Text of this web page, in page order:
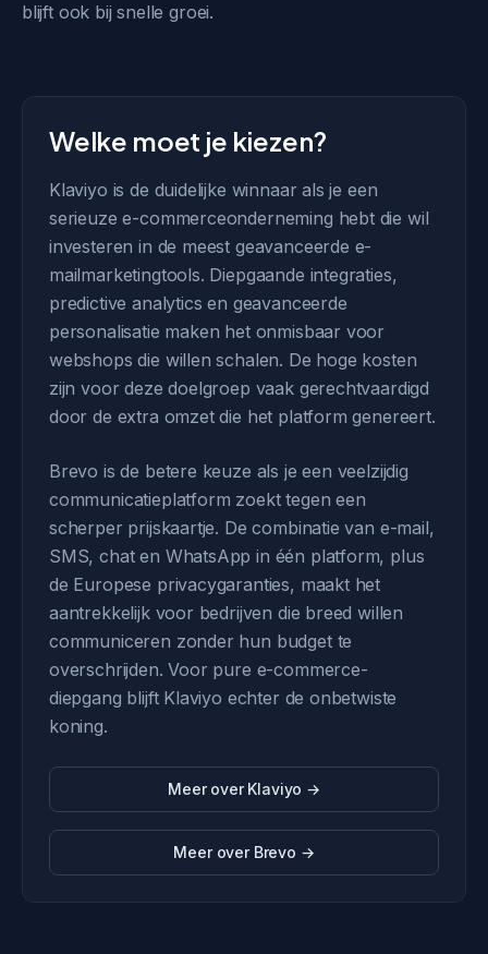
blijft ook bij snelle groei.
Welke moet je kiezen?
Klaviyo is de duidelijke winnaar als je een
serieuze e-commerceonderneming hebt die wil
investeren in de meest geavanceerde e-
mailmarketingtools. Diepgaande integraties,
predictive analytics en geavanceerde
personalisatie maken het onmisbaar voor
webshops die willen schalen. De hoge kosten
zijn voor deze doelgroep vaak gerechtvaardigd
door de extra omzet die het platform genereert.
Brevo is de betere keuze als je een veelzijdig
communicatieplatform zoekt tegen een
scherper prijskaartje. De combinatie van e-mail,
SMS, chat en WhatsApp in één platform, plus
de Europese privacygaranties, maakt het
aantrekkelijk voor bedrijven die breed willen
communiceren zonder hun budget te
overschrijden. Voor pure e-commerce-
diepgang blijft Klaviyo echter de onbetwiste
koning.
Meer over Klaviyo →
Meer over Brevo →